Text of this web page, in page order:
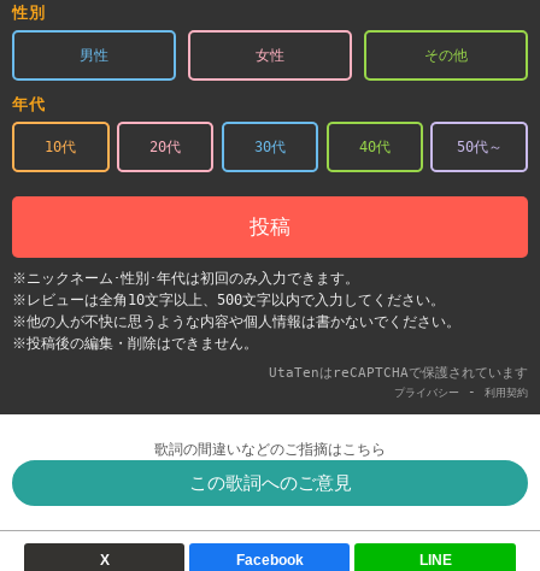
性別
男性 女性 その他
年代
10代 20代 30代 40代 50代～
投稿
※ニックネーム･性別･年代は初回のみ入力できます。
※レビューは全角10文字以上、500文字以内で入力してください。
※他の人が不快に思うような内容や個人情報は書かないでください。
※投稿後の編集・削除はできません。
UtaTenはreCAPTCHAで保護されています
プライバシー - 利用契約
歌詞の間違いなどのご指摘はこちら
この歌詞へのご意見
X Facebook LINE